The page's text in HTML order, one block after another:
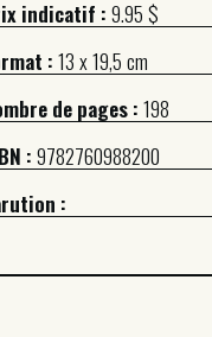
indicatif :9.95 $
:13 x 19,5 cm
de pages :198
:9782760988200
: